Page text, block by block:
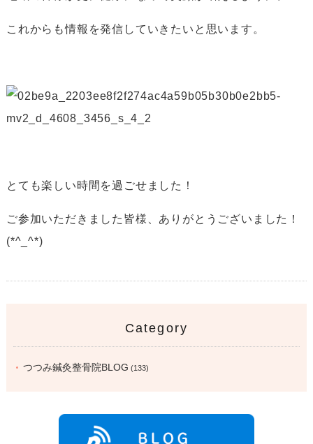
これからも情報を発信していきたいと思います。
とても楽しい時間を過ごせました！
ご参加いただきました皆様、ありがとうございました！
(*^_^*)
Category
つつみ鍼灸整骨院BLOG (133)